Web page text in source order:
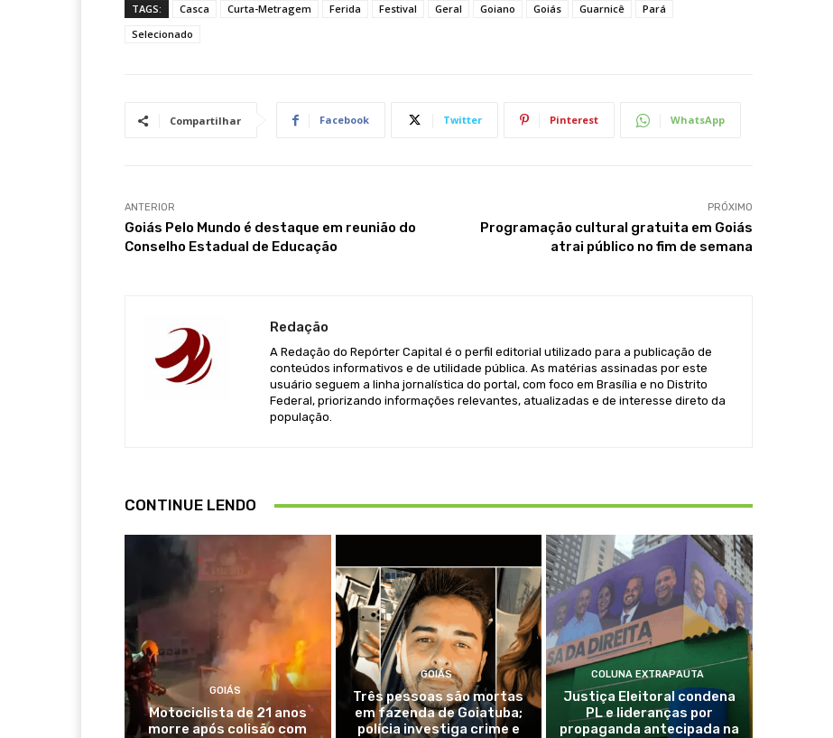
TAGS: Casca Curta-Metragem Ferida Festival Geral Goiano Goiás Guarnicê
Pará
Selecionado
Compartilhar Facebook Twitter Pinterest WhatsApp
ANTERIOR
Goiás Pelo Mundo é destaque em reunião do
Conselho Estadual de Educação
PRÓXIMO
Programação cultural gratuita em Goiás
atrai público no fim de semana
Redação
A Redação do Repórter Capital é o perfil editorial utilizado para a publicação de
conteúdos informativos e de utilidade pública. As matérias assinadas por este
usuário seguem a linha jornalística do portal, com foco em Brasília e no Distrito
Federal, priorizando informações relevantes, atualizadas e de interesse direto da
população.
CONTINUE LENDO
GOIÁS
Motociclista de 21 anos
morre após colisão com
GOIÁS
Três pessoas são mortas
em fazenda de Goiatuba;
polícia investiga crime e
COLUNA EXTRAPAUTA
Justiça Eleitoral condena
PL e lideranças por
propaganda antecipada na